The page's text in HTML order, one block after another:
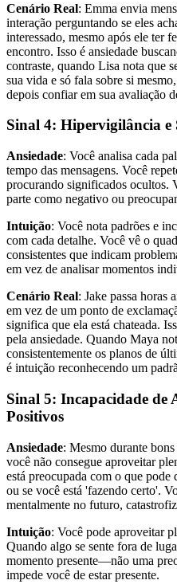
Cenário Real: Emma envia
interação perguntando se eles
interessado, mesmo após ele ter
encontro. Isso é ansiedade
contraste, quando Lisa nota que
sua vida e só fala sobre si
depois confiar em sua avaliação
Sinal 4: Hipervigilância e
Ansiedade: Você analisa cada
tempo das mensagens. Você
procurando significados ocultos.
parte como negativo ou
Intuição: Você nota padrões e
com cada detalhe. Você vê o
consistentes que indicam
em vez de analisar momentos
Cenário Real: Jake passa horas
em vez de um ponto de
significa que ela está chateada.
pela ansiedade. Quando Maya
consistentemente os planos de
é intuição reconhecendo um
Sinal 5: Incapacidade de
Positivos
Ansiedade: Mesmo durante
você não consegue aproveitar
está preocupada com o que pode
ou se você está 'fazendo certo'.
mentalmente no futuro,
Intuição: Você pode aproveitar
Quando algo se sente fora de
momento presente—não uma
impede você de estar presente.